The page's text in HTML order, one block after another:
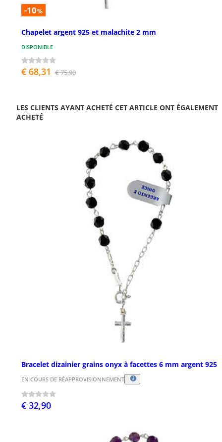
-10%
Chapelet argent 925 et malachite 2 mm
DISPONIBLE
€ 68,31 € 75,90
LES CLIENTS AYANT ACHETÉ CET ARTICLE ONT ÉGALEMENT
ACHETÉ
Bracelet dizainier grains onyx à facettes 6 mm argent 925
EN COURS DE RÉAPPROVISIONNEMENT
€ 32,90